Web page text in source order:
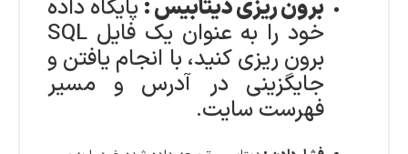
برون ریزی دیتابیس :پایگاه داده
خود را به عنوان یک فایل SQL
برون ریزی کنید، با انجام یافتن و
جایگزینی در آدرس و مسیر
فهرست سایت.